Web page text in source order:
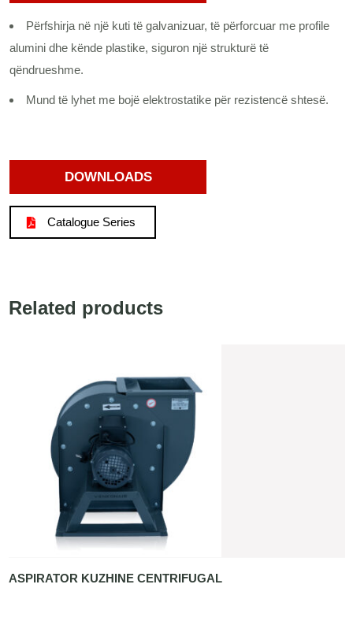
Përfshirja në një kuti të galvanizuar, të përforcuar me profile
alumini dhe kënde plastike, siguron një strukturë të
qëndrueshme.
Mund të lyhet me bojë elektrostatike për rezistencë shtesë.
DOWNLOADS
Catalogue Series
Related products
ASPIRATOR KUZHINE CENTRIFUGAL